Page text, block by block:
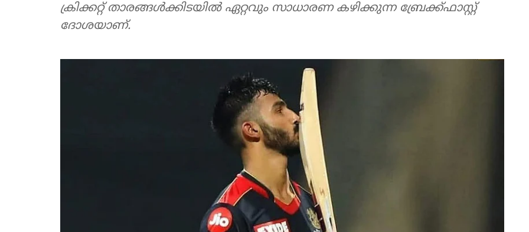
ക്രിക്കറ്റ് താരങ്ങൾക്കിടയിൽ ഏറ്റവും സാധാരണ കഴിക്കുന്ന ബ്രേക്ക്ഫാസ്റ്റ്
ദോശയാണ്.